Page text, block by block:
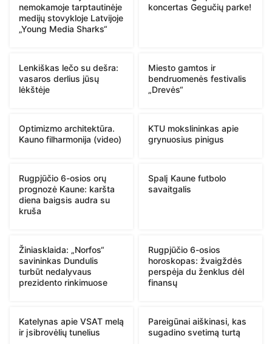
nemokamoje tarptautinėje
medijų stovykloje Latvijoje
„Young Media Sharks“
koncertas Gegučių parke!
Lenkiškas lečo su dešra:
vasaros derlius jūsų
lėkštėje
Miesto gamtos ir
bendruomenės festivalis
„Drevės“
Optimizmo architektūra.
Kauno filharmonija (video)
KTU mokslininkas apie
grynuosius pinigus
Rugpjūčio 6-osios orų
prognozė Kaune: karšta
diena baigsis audra su
kruša
Spalį Kaune futbolo
savaitgalis
Žiniasklaida: „Norfos“
savininkas Dundulis
turbūt nedalyvaus
prezidento rinkimuose
Rugpjūčio 6-osios
horoskopas: žvaigždės
perspėja du ženklus dėl
finansų
Katelynas apie VSAT melą
ir įsibrovėlių tunelius
Pareigūnai aiškinasi, kas
sugadino svetimą turtą